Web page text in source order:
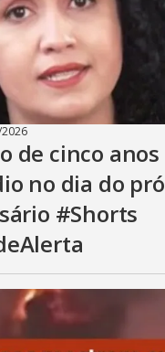
de cinco
no dia do
#Shorts